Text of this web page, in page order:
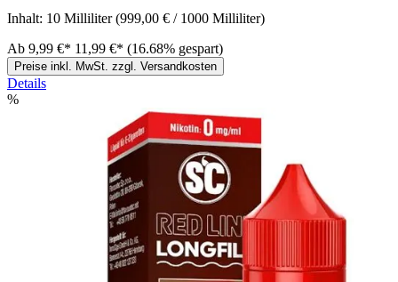
Inhalt: 10 Milliliter(999,00 € / 1000 Milliliter)
Ab 9,99 €* 11,99 €* (16.68% gespart)
Preise inkl. MwSt. zzgl. Versandkosten
Details
%